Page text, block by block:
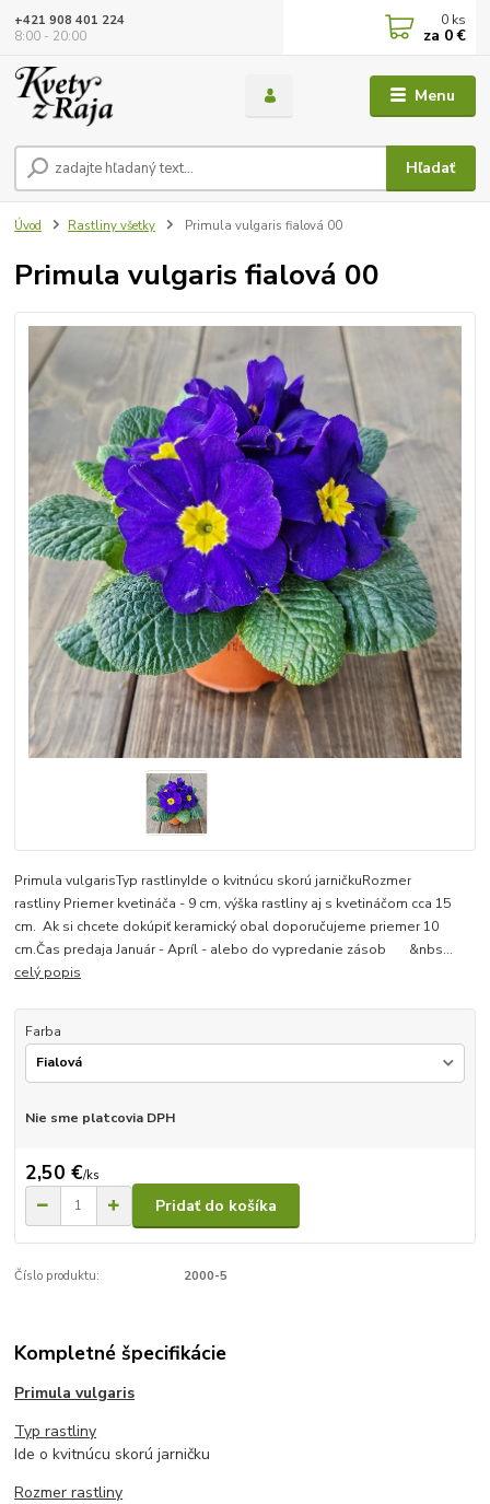
Menu
Hľadať
+421 908 401 224
8:00 - 20:00
0 ks
za 0 €
Úvod Rastliny všetky Primula vulgaris fialová 00
Primula vulgaris fialová 00
Primula vulgarisTyp rastlinyIde o kvitnúcu skorú jarničkuRozmer
rastliny Priemer kvetináča - 9 cm, výška rastliny aj s kvetináčom cca 15
cm. Ak si chcete dokúpiť keramický obal doporučujeme priemer 10
cm.Čas predaja Január - Apríl - alebo do vypredanie zásob &nbs...
celý popis
Farba
Nie sme platcovia DPH
2,50 €/ks
Pridať do košíka
Číslo produktu: 2000-5
Kompletné špecifikácie
Primula vulgaris
Typ rastliny
Ide o kvitnúcu skorú jarničku
Rozmer rastliny